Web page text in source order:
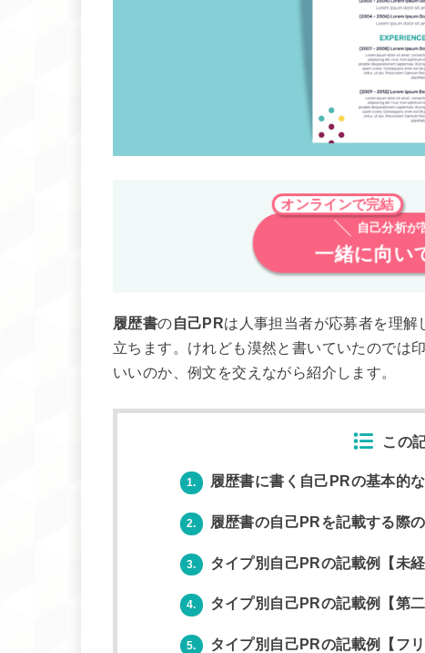
オンラインで完結
自己分析が
一緒に向い
履歴書の自己PRは人事担当者が応募者を理解
立ちます。けれども漠然と書いていたのでは
いいのか、例文を交えながら紹介します。
この
1. 履歴書に書く自己PRの基本的
2. 履歴書の自己PRを記載する際
3. タイプ別自己PRの記載例【未経
4. タイプ別自己PRの記載例【第二
5. タイプ別自己PRの記載例【フ